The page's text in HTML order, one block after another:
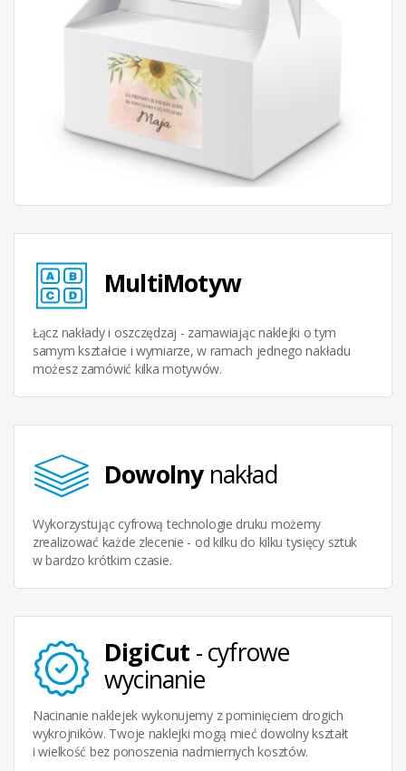
MultiMotyw
Łącz nakłady i oszczędzaj - zamawiając naklejki o tym
samym kształcie i wymiarze, w ramach jednego nakładu
możesz zamówić kilka motywów.
Dowolnynakład
Wykorzystując cyfrową technologie druku możemy
zrealizować każde zlecenie - od kilku do kilku tysięcy sztuk
w bardzo krótkim czasie.
DigiCut - cyfrowe
wycinanie
Nacinanie naklejek wykonujemy z pominięciem drogich
wykrojników. Twoje naklejki mogą mieć dowolny kształt
i wielkość bez ponoszenia nadmiernych kosztów.